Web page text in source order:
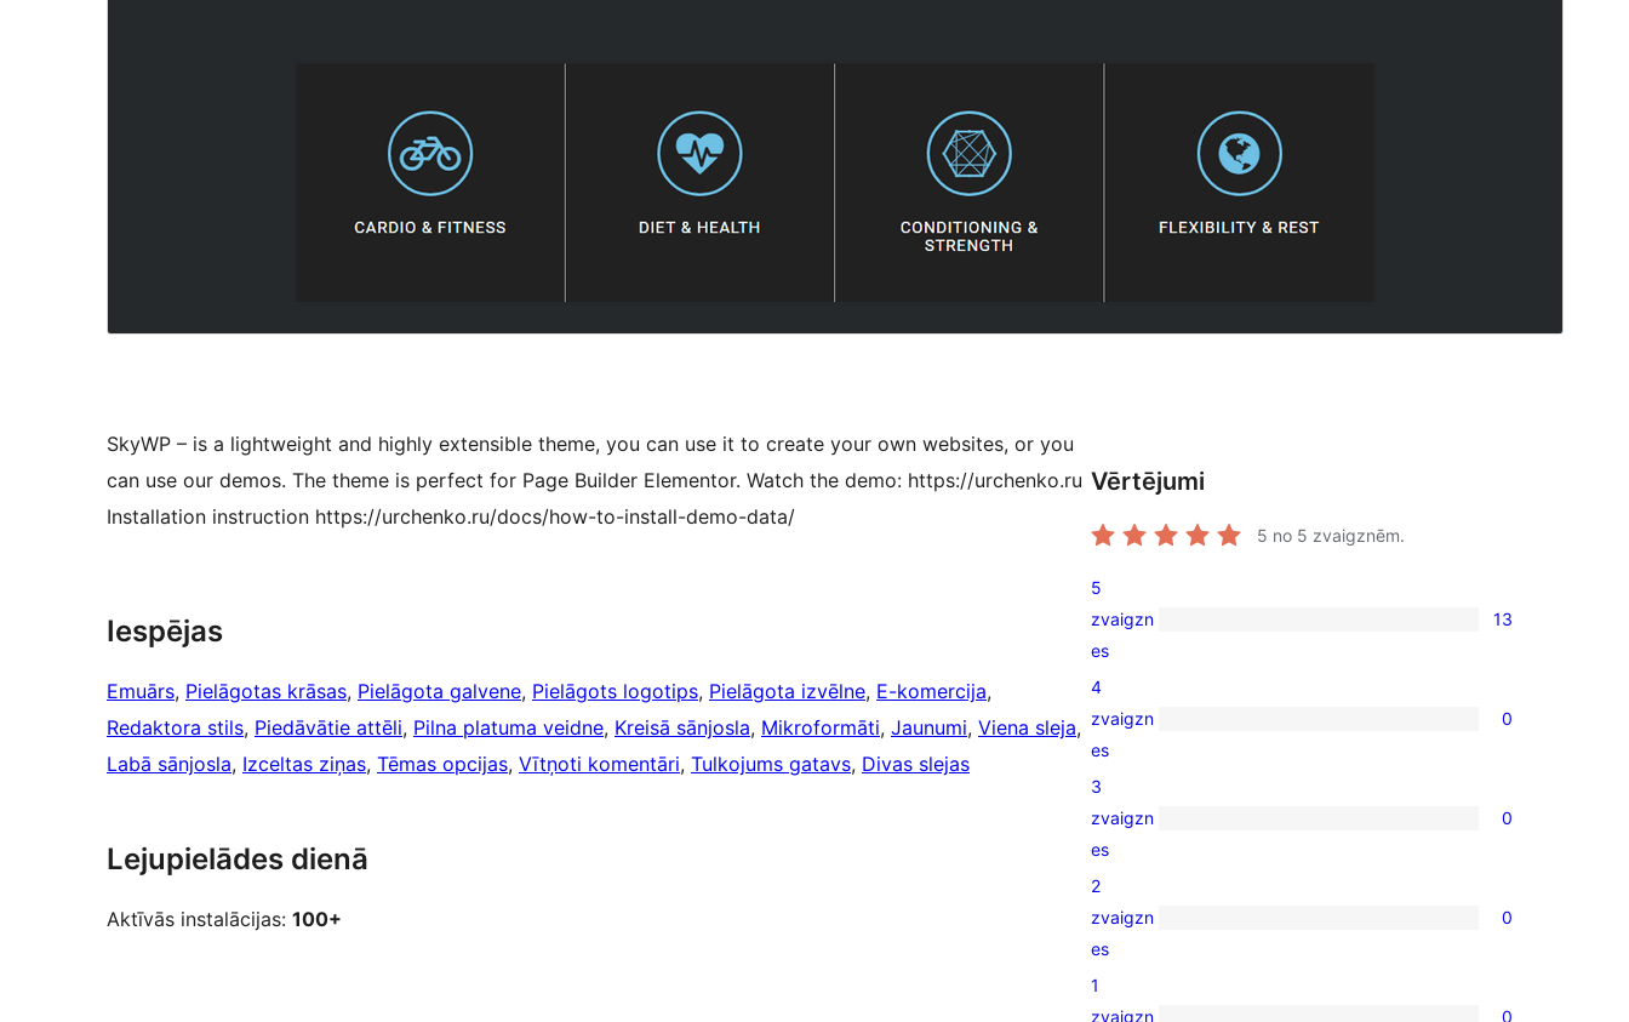
SkyWP – is a lightweight and highly extensible theme, you can use it to create your own websites, or you
can use our demos. The theme is perfect for Page Builder Elementor. Watch the demo: https://urchenko.ru
Installation instruction https://urchenko.ru/docs/how-to-install-demo-data/
Iespējas
Emuārs, Pielāgotas krāsas, Pielāgota galvene, Pielāgots logotips, Pielāgota izvēlne, E-komercija
Redaktora stils, Piedāvātie attēli, Pilna platuma veidne, Kreisā sānjosla, Mikroformāti, Jaunumi, Viena sleja
Labā sānjosla, Izceltas ziņas, Tēmas opcijas, Vītņoti komentāri, Tulkojums gatavs, Divas slejas
Lejupielādes dienā
Aktīvās instalācijas: 100+
Vērtējumi
5 no 5 zvaigznēm.
13
5-
star
reviews
5
zvaigzn
es
13
0
4-
star
reviews
4
zvaigzn
es
0
0
3-
star
reviews
3
zvaigzn
es
0
0
2-
star
2
zvaigzn
es
0
1
zvaigzn
0